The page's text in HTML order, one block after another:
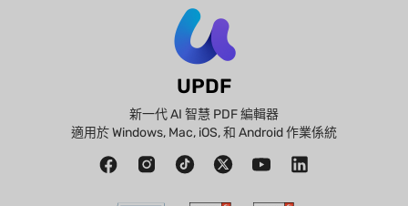
UPDF
新一代 AI 智慧 PDF 編輯器
適用於 Windows, Mac, iOS, 和 Android 作業係統